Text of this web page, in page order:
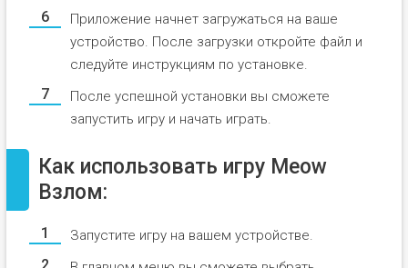
Приложение начнет загружаться на ваше
устройство. После загрузки откройте файл и
следуйте инструкциям по установке.
После успешной установки вы сможете
запустить игру и начать играть.
Как использовать игру Meow
Взлом:
Запустите игру на вашем устройстве.